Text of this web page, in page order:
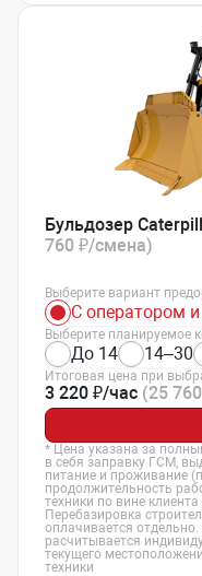
Бульдозер
760 ₽/смена)
Выберите вариант
С оператором
Выберите планируемое
До 14 14–30
Итоговая цена при
3 220 ₽/час (25
* Цена указана за
в себя заправку ГСМ,
питание и проживание
продолжительность
техники по вине
Перебазировка
оплачивается
расчитывается
текущего
техники